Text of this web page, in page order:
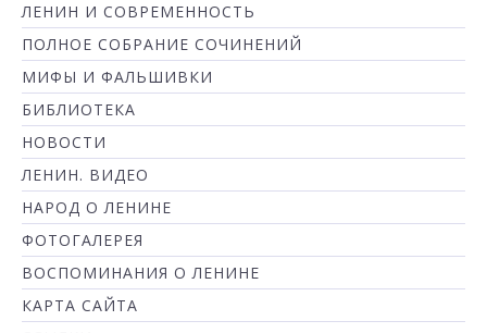
ЛЕНИН И СОВРЕМЕННОСТЬ
ПОЛНОЕ СОБРАНИЕ СОЧИНЕНИЙ
МИФЫ И ФАЛЬШИВКИ
БИБЛИОТЕКА
НОВОСТИ
ЛЕНИН. ВИДЕО
НАРОД О ЛЕНИНЕ
ФОТОГАЛЕРЕЯ
ВОСПОМИНАНИЯ О ЛЕНИНЕ
КАРТА САЙТА